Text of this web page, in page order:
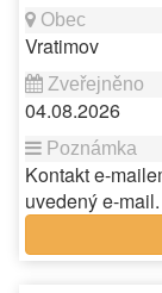
Vratimov
04.08.2026
Kontakt e-
uvedený e-mail.